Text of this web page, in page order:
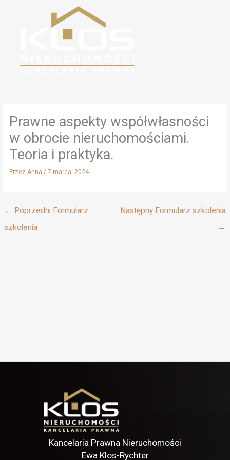
Prawne aspekty współwłasności
w obrocie nieruchomościami.
Teoria i praktyka.
PrzezAnna/7 marca, 2024
← Poprzedni Formularz
szkolenia
Następny Formularz szkolenia
→
Kancelaria Prawna Nieruchomości
Ewa Klos-Rychter